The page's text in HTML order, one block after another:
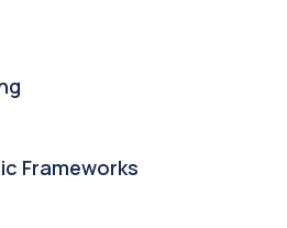
Frameworks